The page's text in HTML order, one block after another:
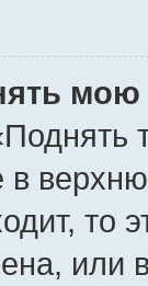
мою
в
то
или